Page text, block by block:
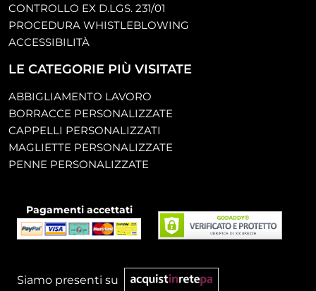
CONTROLLO EX D.LGS. 231/01
PROCEDURA WHISTLEBLOWING
ACCESSIBILITÀ
LE CATEGORIE PIÙ VISITATE
ABBIGLIAMENTO LAVORO
BORRACCE PERSONALIZZATE
CAPPELLI PERSONALIZZATI
MAGLIETTE PERSONALIZZATE
PENNE PERSONALIZZATE
Pagamenti accettati
Siamo presenti su